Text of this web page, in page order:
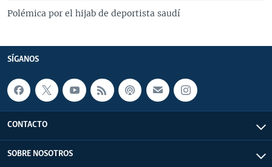
Polémica por el hijab de deportista saudí
SÍGANOS
CONTACTO
SOBRE NOSOTROS